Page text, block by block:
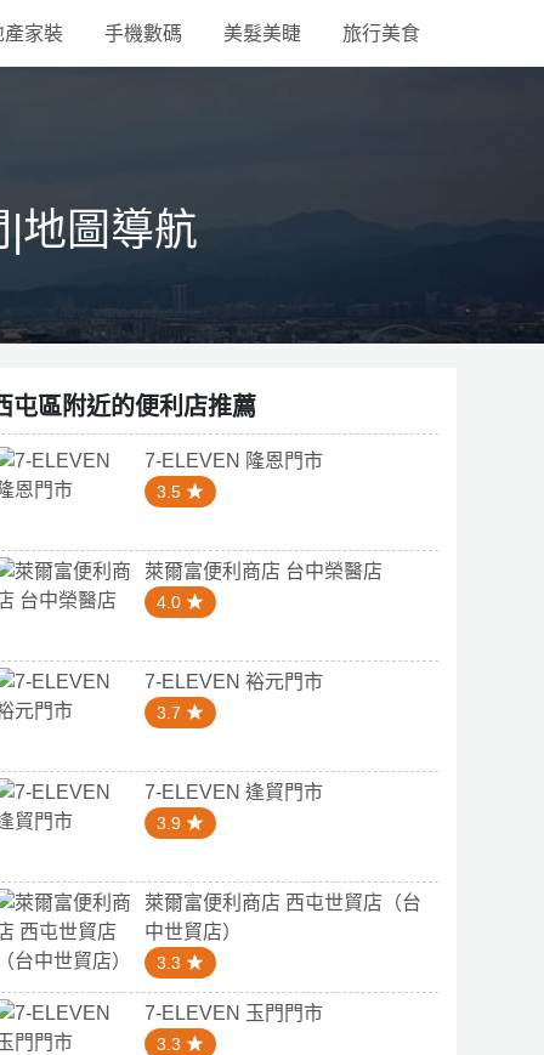
產家裝 手機數碼 美髮美睫 旅行美食
地圖導航
屯區附近的便利店推薦
7-ELEVEN 隆恩門市
3.5
萊爾富便利商店 台中榮醫店
4.0
7-ELEVEN 裕元門市
3.7
7-ELEVEN 逢貿門市
3.9
萊爾富便利商店 西屯世貿店（台
中世貿店）
3.3
7-ELEVEN 玉門門市
3.3